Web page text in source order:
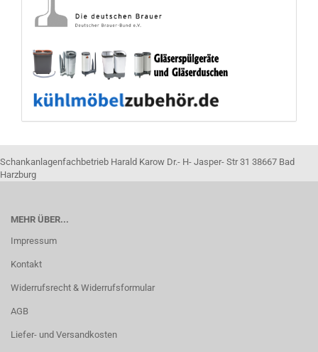
Schankanlagenfachbetrieb Harald Karow Dr.- H- Jasper- Str 31 38667 Bad
Harzburg
MEHR ÜBER...
Impressum
Kontakt
Widerrufsrecht & Widerrufsformular
AGB
Liefer- und Versandkosten